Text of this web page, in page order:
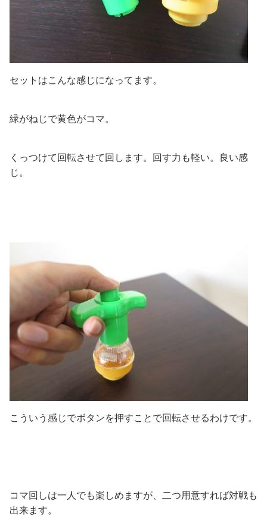
セットはこんな感じになってます。
緑がねじで黄色がコマ。
くっつけて回転させて回します。回す力も軽い。良い感
じ。
こういう感じでボタンを押すことで回転させるわけです。
コマ回しは一人でも楽しめますが、二つ用意すれば対戦も
出来ます。